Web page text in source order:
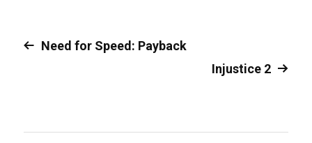
Need for Speed: Payback
Injustice 2